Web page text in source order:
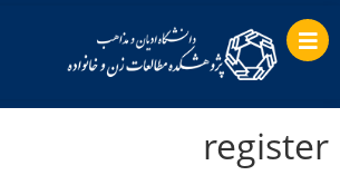
register